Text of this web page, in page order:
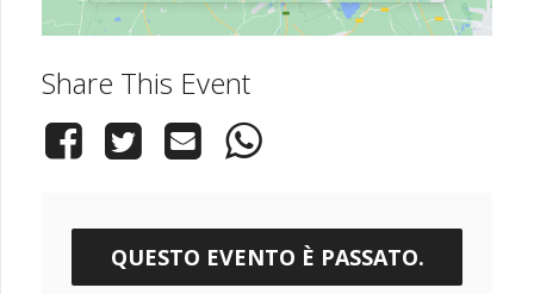
Share This Event
QUESTO EVENTO È PASSATO.